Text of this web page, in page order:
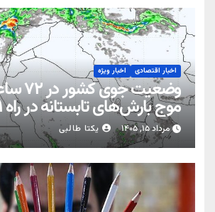
اخبار اقتصادی اخبار ویژه
وضعیت
موج بارش‌های تابستانه در راه ۱۱ استان
مرداد ۱۵, ۱۴۰۵ یکتا طالبی